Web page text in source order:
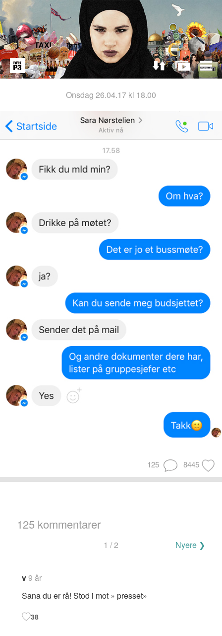
onsdag 26.04.17 kl 18.00
125 8445
125 kommentarer
kommentarer
1 / 2 Nyere ❯
v9 år
Sana du er rå! Stod i mot » presset»
38